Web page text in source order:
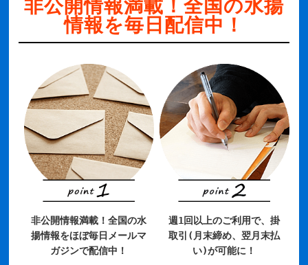
非公開情報満載！全国の水揚
情報を毎日配信中！
非公開情報満載！全国の水
揚情報をほぼ毎日メールマ
ガジンで配信中！
週1回以上のご利用で、掛
取引(月末締め、翌月末払
い)が可能に！